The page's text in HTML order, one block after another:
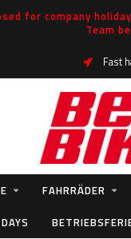
for company
Team
Fast
FAHRRÄDER